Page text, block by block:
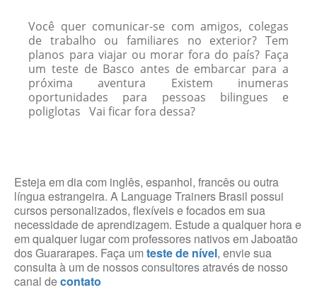
Você quer comunicar-se com amigos, colegas
de trabalho ou familiares no exterior? Tem
planos para viajar ou morar fora do país? Faça
um teste de Basco antes de embarcar para a
próxima aventura Existem inumeras
oportunidades para pessoas bilingues e
poliglotas Vai ficar fora dessa?
Esteja em dia com inglês, espanhol, francês ou outra
língua estrangeira. A Language Trainers Brasil possui
cursos personalizados, flexíveis e focados em sua
necessidade de aprendizagem. Estude a qualquer hora e
em qualquer lugar com professores nativos em Jaboatão
dos Guararapes. Faça um teste de nível, envie sua
consulta à um de nossos consultores através de nosso
canal decontato